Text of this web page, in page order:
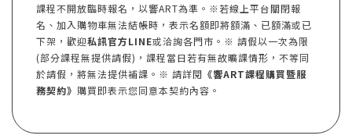
課程不開放臨時報名，以響ART為準。※若線上平台關閉報
名、加入購物車無法結帳時，表示名額即將額滿、已額滿或已
下架，歡迎私訊官方LINE或洽詢各門市。※ 請假以一次為限
(部分課程無提供請假)，課程當日若有無故曠課情形，不等同
於請假，將無法提供補課。※ 請詳閱 《響ART課程購買暨服
務契約》 購買即表示您同意本契約內容。